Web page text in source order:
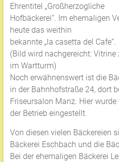
Ehrentitel „Großherzogliche
Hofbäckerei“. Im ehemaligen
heute das weithin
bekannte „la casetta del Cafe“.
(Bild wird nachgereicht:
im Wartturm)
Noch erwähnenswert ist die
in der Bahnhofstraße 24, dort
Friseursalon Manz. Hier
der Betrieb eingestellt.
Von diesen vielen Bäckereien
Bäckerei Eschbach und die
Bei der ehemaligen Bäckerei